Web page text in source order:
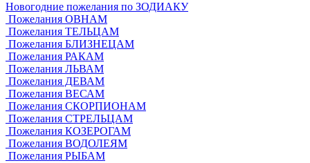
Новогодние пожелания по ЗОДИАКУ
Пожелания ОВНАМ
Пожелания ТЕЛЬЦАМ
Пожелания БЛИЗНЕЦАМ
Пожелания РАКАМ
Пожелания ЛЬВАМ
Пожелания ДЕВАМ
Пожелания ВЕСАМ
Пожелания СКОРПИОНАМ
Пожелания СТРЕЛЬЦАМ
Пожелания КОЗЕРОГАМ
Пожелания ВОДОЛЕЯМ
Пожелания РЫБАМ